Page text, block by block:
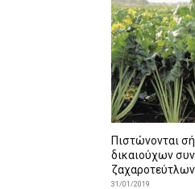
Πιστώνονται
δικαιούχων
ζαχαροτεύτλων
31/01/2019